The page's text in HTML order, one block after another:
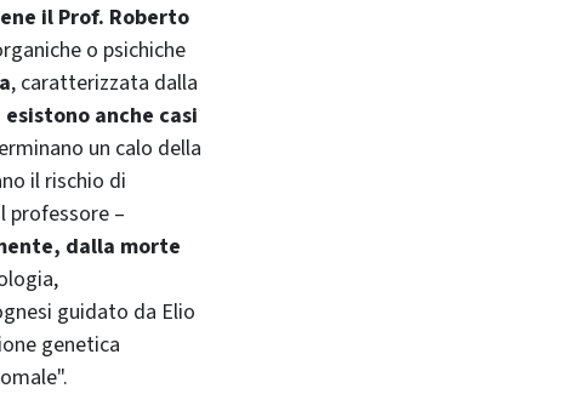
il Prof. Roberto
o psichiche
, caratterizzata dalla
esistono anche casi
un calo della
il rischio di
professore –
dalla morte
guidato da Elio
genetica